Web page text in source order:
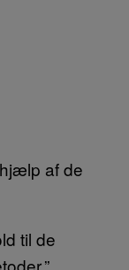
af de
til de